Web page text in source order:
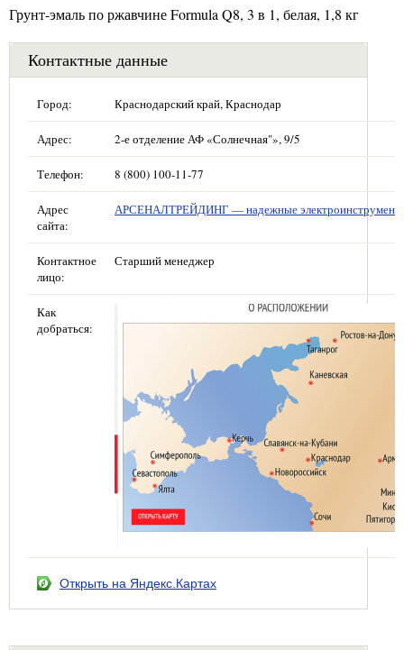
Грунт-эмаль по ржавчине Formula Q8, 3 в 1, белая, 1,8 кг
Контактные данные
Город: Краснодарский край, Краснодар
Адрес: 2-е отделение АФ «Солнечная"», 9/5
Телефон: 8 (800) 100-11-77
Адрес
сайта:
АРСЕНАЛТРЕЙДИНГ — надежные
Контактное
лицо:
Старший менеджер
Как
добраться:
Открыть на Яндекс.Картах